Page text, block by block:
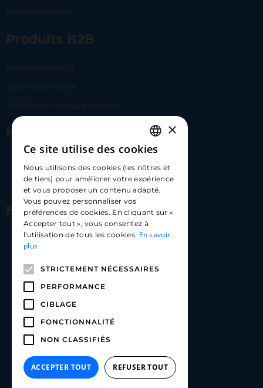
Mentions légales
Produits B2B
Lien de paiement
Checkout en ligne
Solutions en marque blanche
Nous contacter
hello@carloapp.com
Nous suivre
Carlo App | Instagram
Carlo App | Linkedin
FRENCH
ENGLISH
SPANISH
×
Ce site utilise des cookies
Nous utilisons des cookies (les nôtres et
de tiers) pour améliorer votre expérience
et vous proposer un contenu adapté.
Vous pouvez personnaliser vos
préférences de cookies. En cliquant sur «
Accepter tout », vous consentez à
l'utilisation de tous les cookies. En savoir
plus
STRICTEMENT NÉCESSAIRES
PERFORMANCE
CIBLAGE
FONCTIONNALITÉ
NON CLASSIFIÉS
ACCEPTER TOUT REFUSER TOUT